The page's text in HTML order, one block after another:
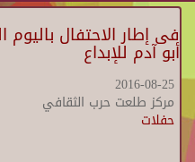
فى إطار الاحتفال
أبو آدم للإبداع
2016-08-25
مركز طلعت حرب الثقافي
حفلات